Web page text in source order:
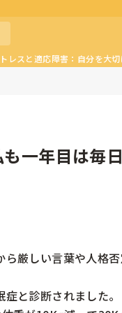
レスと適応障害：自分を大切
一年目は毎
厳しい言葉や人格
と診断されました。